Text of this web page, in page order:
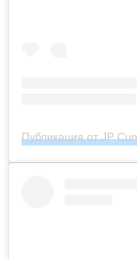
Публикация от JP